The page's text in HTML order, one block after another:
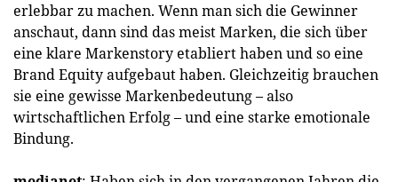
erlebbar zu machen. Wenn man sich die Gewinner
anschaut, dann sind das meist Marken, die sich über
eine klare Markenstory etabliert haben und so eine
Brand Equity aufgebaut haben. Gleichzeitig brauchen
sie eine gewisse Markenbedeutung – also
wirtschaftlichen Erfolg – und eine starke emotionale
Bindung.